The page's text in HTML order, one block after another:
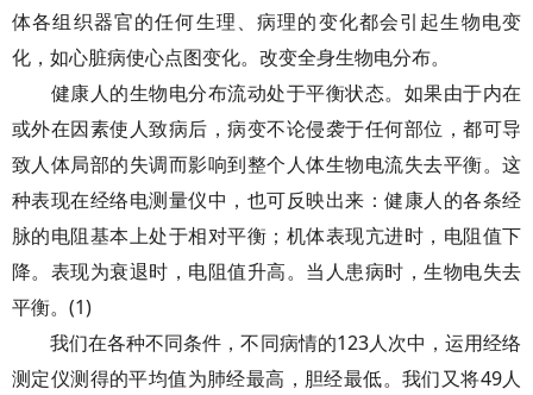
体各组织器官的任何生理、病理的变化都会引起生物电变
化，如心脏病使心点图变化。改变全身生物电分布。
健康人的生物电分布流动处于平衡状态。如果由于内在
或外在因素使人致病后，病变不论侵袭于任何部位，都可导
致人体局部的失调而影响到整个人体生物电流失去平衡。这
种表现在经络电测量仪中，也可反映出来：健康人的各条经
脉的电阻基本上处于相对平衡；机体表现亢进时，电阻值下
降。表现为衰退时，电阻值升高。当人患病时，生物电失去
平衡。(1)
我们在各种不同条件，不同病情的123人次中，运用经络
测定仪测得的平均值为肺经最高，胆经最低。我们又将49人